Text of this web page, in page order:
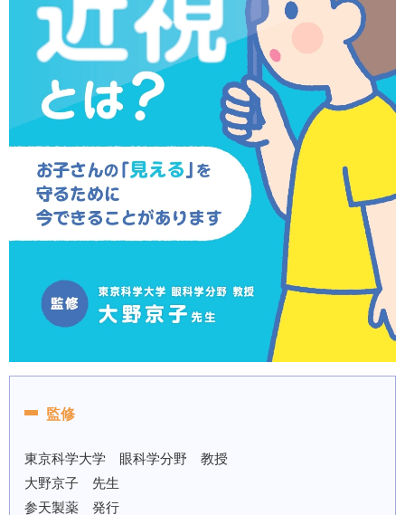
監修
東京科学大学 眼科学分野 教授
大野京子 先生
参天製薬 発行